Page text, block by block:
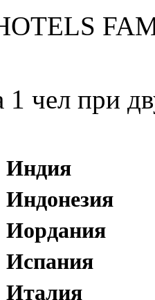
1 чел при
Индия
Индонезия
Иордания
Испания
Италия